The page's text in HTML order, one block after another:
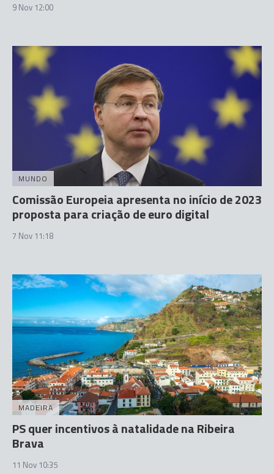
9 Nov 12:00
MUNDO
Comissão Europeia apresenta no início de 2023
proposta para criação de euro digital
7 Nov 11:18
MADEIRA
PS quer incentivos à natalidade na Ribeira
Brava
11 Nov 10:35